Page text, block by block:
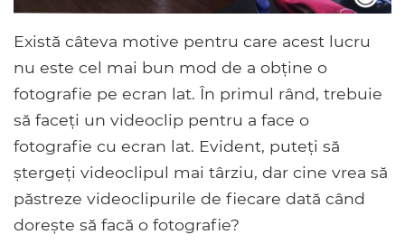
Există câteva motive pentru care acest lucru
nu este cel mai bun mod de a obține o
fotografie pe ecran lat. În primul rând, trebuie
să faceți un videoclip pentru a face o
fotografie cu ecran lat. Evident, puteți să
ștergeți videoclipul mai târziu, dar cine vrea să
păstreze videoclipurile de fiecare dată când
dorește să facă o fotografie?